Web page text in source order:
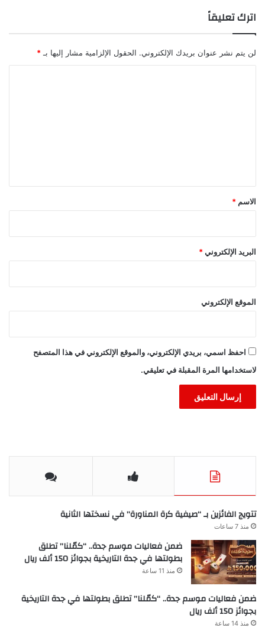
اترك تعليقاً
لن يتم نشر عنوان بريدك الإلكتروني. الحقول الإلزامية مشار إليها بـ *
*
الاسم *
البريد الإلكتروني *
الموقع الإلكتروني
احفظ اسمي، بريدي الإلكتروني، والموقع الإلكتروني في هذا المتصفح
لاستخدامها المرة المقبلة في تعليقي.
تتويج الفائزين بـ “صيفية كرة المناورة” في نسختها الثانية
منذ 7 ساعات
ضمن فعاليات موسم جدة.. “كمّلنا” تطلق
بطولتها في جدة التاريخية بجوائز 150 ألف ريال
منذ 11 ساعة
ضمن فعاليات موسم جدة.. “كمّلنا” تطلق بطولتها في جدة التاريخية
بجوائز 150 ألف ريال
منذ 14 ساعة